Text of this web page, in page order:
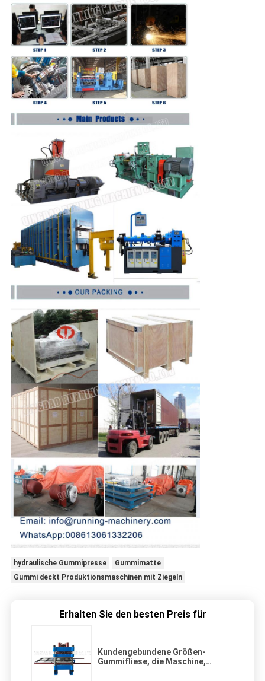
hydraulische Gummipresse
Gummimatte
Gummi deckt Produktionsmaschinen mit Ziegeln
Erhalten Sie den besten Preis für
Kundengebundene Größen-
Gummifliese, die Maschine,